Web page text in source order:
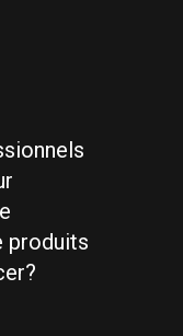
produits